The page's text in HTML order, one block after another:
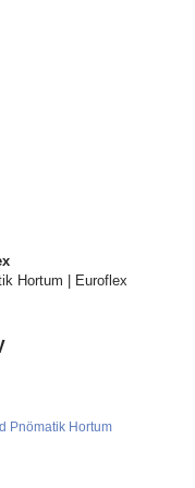
Hortum | Euroflex